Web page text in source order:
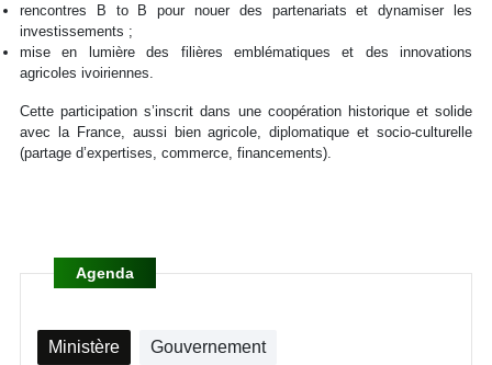
rencontres B to B pour nouer des partenariats et dynamiser les
investissements ;
mise en lumière des filières emblématiques et des innovations
agricoles ivoiriennes.
Cette participation s’inscrit dans une coopération historique et solide
avec la France, aussi bien agricole, diplomatique et socio-culturelle
(partage d’expertises, commerce, financements).
Agenda
Ministère Gouvernement